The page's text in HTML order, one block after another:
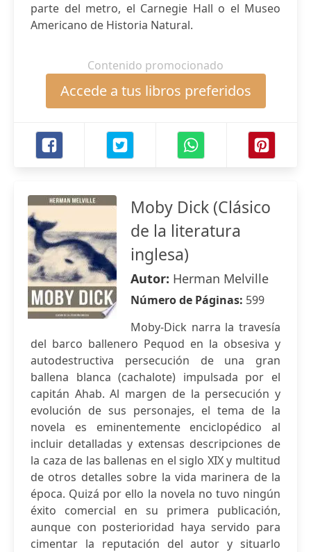
parte del metro, el Carnegie Hall o el Museo
Americano de Historia Natural.
Contenido promocionado
Accede a tus libros preferidos
Moby Dick (Clásico
de la literatura
inglesa)
Autor: Herman Melville
Número de Páginas: 599
Moby-Dick narra la travesía
del barco ballenero Pequod en la obsesiva y
autodestructiva persecución de una gran
ballena blanca (cachalote) impulsada por el
capitán Ahab. Al margen de la persecución y
evolución de sus personajes, el tema de la
novela es eminentemente enciclopédico al
incluir detalladas y extensas descripciones de
la caza de las ballenas en el siglo XIX y multitud
de otros detalles sobre la vida marinera de la
época. Quizá por ello la novela no tuvo ningún
éxito comercial en su primera publicación,
aunque con posterioridad haya servido para
cimentar la reputación del autor y situarlo